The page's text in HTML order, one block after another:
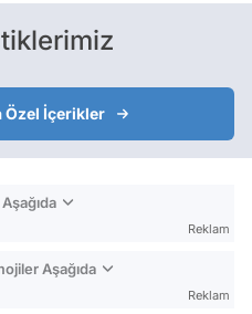
Özel İçerikler
Reklam
Aşağıda
Reklam